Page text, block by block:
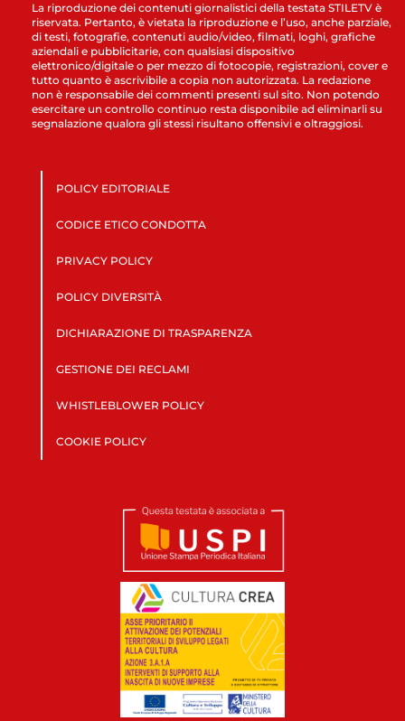
La riproduzione dei contenuti giornalistici della testata STILETV è
riservata. Pertanto, è vietata la riproduzione e l’uso, anche parziale,
di testi, fotografie, contenuti audio/video, filmati, loghi, grafiche
aziendali e pubblicitarie, con qualsiasi dispositivo
elettronico/digitale o per mezzo di fotocopie, registrazioni, cover e
tutto quanto è ascrivibile a copia non autorizzata. La redazione
non è responsabile dei commenti presenti sul sito. Non potendo
esercitare un controllo continuo resta disponibile ad eliminarli su
segnalazione qualora gli stessi risultano offensivi e oltraggiosi.
POLICY EDITORIALE
CODICE ETICO CONDOTTA
PRIVACY POLICY
POLICY DIVERSITÀ
DICHIARAZIONE DI TRASPARENZA
GESTIONE DEI RECLAMI
WHISTLEBLOWER POLICY
COOKIE POLICY